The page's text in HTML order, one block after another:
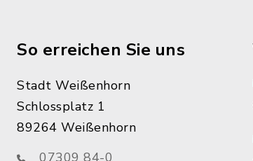
So erreichen Sie uns
Stadt Weißenhorn
Schlossplatz 1
89264 Weißenhorn
07309 84-0